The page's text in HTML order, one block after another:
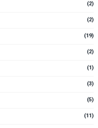
(2)
(2)
(19)
(2)
(1)
(3)
(5)
(11)